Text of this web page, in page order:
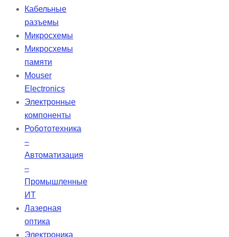
технологии, которые
способствует длительному
предлагает пациентам
Кабельные
разъемы
Микросхемы
Микросхемы
памяти
Mouser
Electronics
Электронные
компоненты
Робототехника
–
Автоматизация
–
Промышленные
ИТ
Лазерная
оптика
Электроника